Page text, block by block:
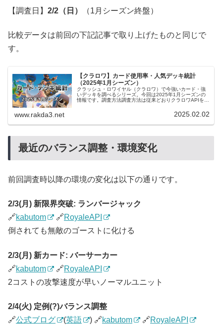
【調査日】 2/2（日） （1月シーズン終盤）
比較データは前回の下記記事で取り上げたものと同じで
す。
【クラロワ】カード使用率・人気デッキ統計
（2025年1月シーズン）
クラッシュ・ロワイヤル（クラロワ）で今強いカード・強
いデッキを調べるシリーズ。今回は2025年1月シーズンの
情報です。調査方法調査方法は従来どおりクラロワAPIを使
www.rakda3.net 2025.02.02
最近のバランス調整・環境変化
前回調査時以降の環境の変化は以下の通りです。
2/3(月) 新限界突破: ランバージャック
🔗kabutom 🔗RoyaleAPI
倒されても無敵のゴーストに化ける
2/3(月) 新カード: バーサーカー
🔗kabutom 🔗RoyaleAPI
2コストの攻撃速度が早いノーマルユニット
2/4(火) 定例(?)バランス調整
🔗公式ブログ (英語 ) 🔗kabutom 🔗RoyaleAPI